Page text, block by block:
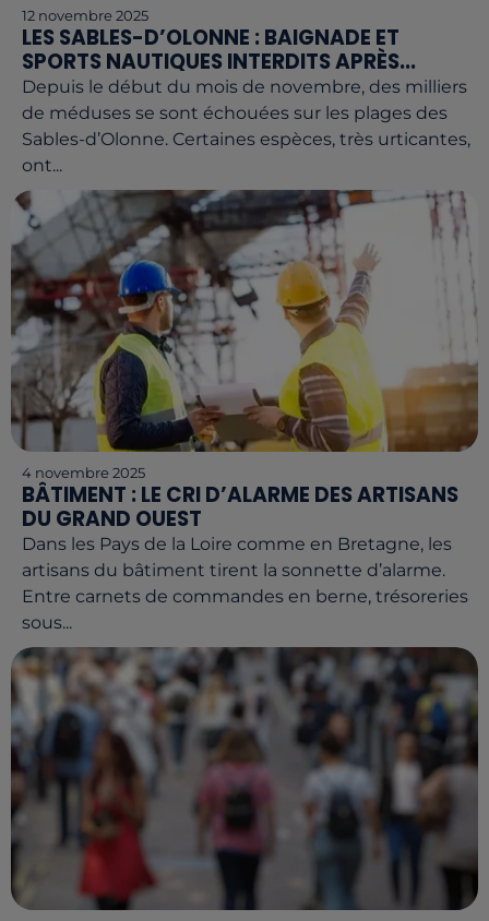
12 novembre 2025
LES SABLES-D’OLONNE : BAIGNADE ET
SPORTS NAUTIQUES INTERDITS APRÈS...
Depuis le début du mois de novembre, des milliers
de méduses se sont échouées sur les plages des
Sables-d’Olonne. Certaines espèces, très urticantes,
ont...
4 novembre 2025
BÂTIMENT : LE CRI D’ALARME DES ARTISANS
DU GRAND OUEST
Dans les Pays de la Loire comme en Bretagne, les
artisans du bâtiment tirent la sonnette d’alarme.
Entre carnets de commandes en berne, trésoreries
sous...